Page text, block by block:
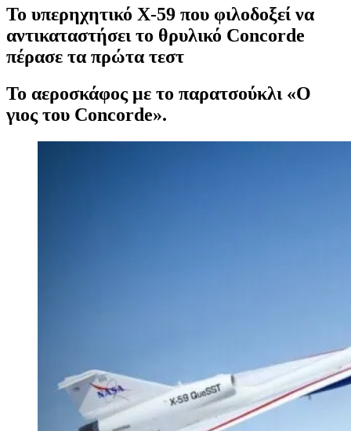
Το υπερηχητικό X-59 που φιλοδοξεί να
αντικαταστήσει το θρυλικό Concorde
πέρασε τα πρώτα τεστ
Το αεροσκάφος με το παρατσούκλι «Ο
γιος του Concorde».